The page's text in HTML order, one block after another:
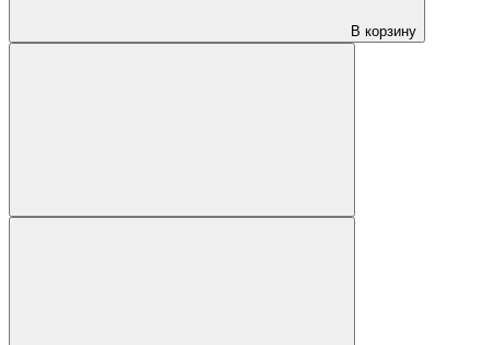
В корзину